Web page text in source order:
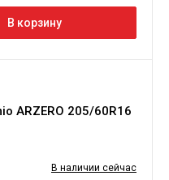
В корзину
ARZERO 205/60R16
В наличии сейчас